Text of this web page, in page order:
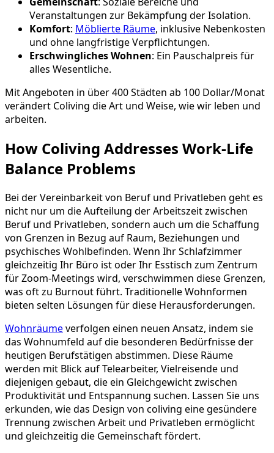
Veranstaltungen zur Bekämpfung der Isolation.
Komfort: Möblierte Räume, inklusive Nebenkosten
und ohne langfristige Verpflichtungen.
Erschwingliches Wohnen: Ein Pauschalpreis für
alles Wesentliche.
Mit Angeboten in über 400 Städten ab 100 Dollar/Monat
verändert Coliving die Art und Weise, wie wir leben und
arbeiten.
How Coliving Addresses Work-Life
Balance Problems
Bei der Vereinbarkeit von Beruf und Privatleben geht es
nicht nur um die Aufteilung der Arbeitszeit zwischen
Beruf und Privatleben, sondern auch um die Schaffung
von Grenzen in Bezug auf Raum, Beziehungen und
psychisches Wohlbefinden. Wenn Ihr Schlafzimmer
gleichzeitig Ihr Büro ist oder Ihr Esstisch zum Zentrum
für Zoom-Meetings wird, verschwimmen diese Grenzen,
was oft zu Burnout führt. Traditionelle Wohnformen
bieten selten Lösungen für diese Herausforderungen.
Wohnräumeverfolgen einen neuen Ansatz, indem sie
das Wohnumfeld auf die besonderen Bedürfnisse der
heutigen Berufstätigen abstimmen. Diese Räume
werden mit Blick auf Telearbeiter, Vielreisende und
diejenigen gebaut, die ein Gleichgewicht zwischen
Produktivität und Entspannung suchen. Lassen Sie uns
erkunden, wie das Design von coliving eine gesündere
Trennung zwischen Arbeit und Privatleben ermöglicht
und gleichzeitig die Gemeinschaft fördert.